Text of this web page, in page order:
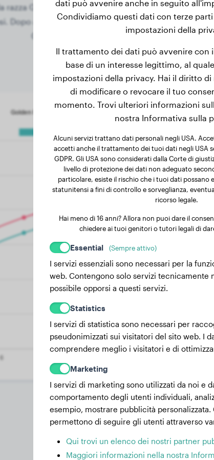
razza Golden Retriever appartengono a quelli di
Dopo altri 3 mesi, il loro peso medio è di circa 21,1
Golden Retriever raggiungono infine un peso
dati può avvenire anche in seguito
Condividiamo questi dati con terze
impostazioni della
Il trattamento dei dati può avvenire con
base di un interesse legittimo, al
impostazioni della privacy. Hai il diritto
di modificare o revocare il tuo
momento. Trovi ulteriori informazioni
nostra Informativa sulla
Alcuni servizi trattano dati personali negli USA.
accetti anche il trattamento dei tuoi dati negli USA
GDPR. Gli USA sono considerati dalla Corte di
livello di protezione dei dati non adeguato
particolare, esiste il rischio che i tuoi dati possano
statunitensi a fini di controllo e sorveglianza,
ricorso legale.
Hai meno di 16 anni? Allora non puoi dare il
chiedere ai tuoi genitori o tutori legali di
Essential (Sempre attivo)
I servizi essenziali sono necessari per la
web. Contengono solo servizi tecnicamente
possibile opporsi a questi servizi.
Statistics
I servizi di statistica sono necessari per
pseudonimizzati sui visitatori del sito web. I
comprendere meglio i visitatori e di
Marketing
I servizi di marketing sono utilizzati da noi e
comportamento degli utenti individuali,
esempio, mostrare pubblicità personalizzata.
permettono di seguire gli utenti attraverso
Qui trovi un elenco dei nostri partner
Maggiori informazioni nella nostra